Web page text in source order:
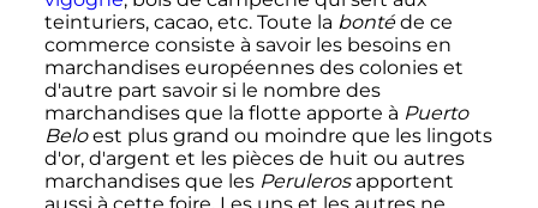
teinturiers, cacao, etc.Toute la bontéde ce
commerce consiste à savoir les besoins en
marchandises européennes des colonies et
d'autre part savoir si le nombre des
marchandises que la flotte apporte à Puerto
Beloest plus grand ou moindre que les lingots
d'or, d'argent et les pièces de huit ou autres
marchandises que les Perulerosapportent